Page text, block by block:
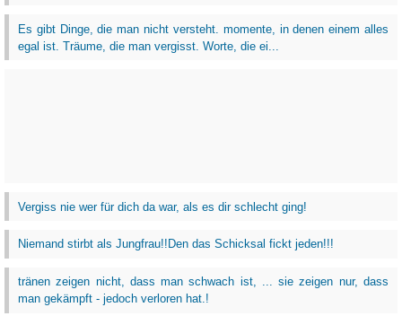
Es gibt Dinge, die man nicht versteht. momente, in denen einem alles
egal ist. Träume, die man vergisst. Worte, die ei...
Vergiss nie wer für dich da war, als es dir schlecht ging!
Niemand stirbt als Jungfrau!!Den das Schicksal fickt jeden!!!
tränen zeigen nicht, dass man schwach ist, ... sie zeigen nur, dass
man gekämpft - jedoch verloren hat.!